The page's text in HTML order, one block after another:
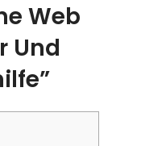
Web
Und